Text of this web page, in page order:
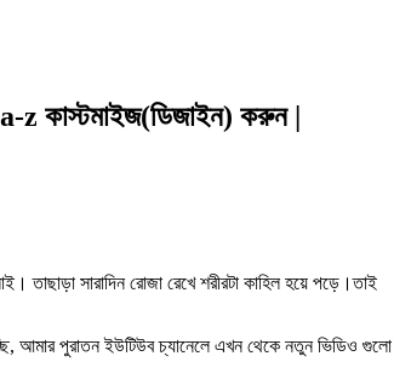
z কাস্টমাইজ(ডিজাইন) করুন |
সারাদিন রোজা রেখে শরীরটা কাহিল হয়ে পড়ে।তাই
আমার পুরাতন ইউটিউব চ্যানেলে এখন থেকে নতুন ভিডিও গুলো